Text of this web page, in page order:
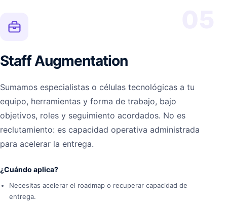
Staff Augmentation
Sumamos especialistas o células tecnológicas a tu
equipo, herramientas y forma de trabajo, bajo
objetivos, roles y seguimiento acordados. No es
reclutamiento: es capacidad operativa administrada
para acelerar la entrega.
¿Cuándo aplica?
Necesitas acelerar el roadmap o recuperar capacidad de
entrega.